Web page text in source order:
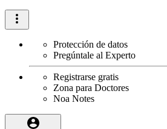
Protección de datos
Pregúntale al Experto
Registrarse gratis
Zona para Doctores
Noa Notes